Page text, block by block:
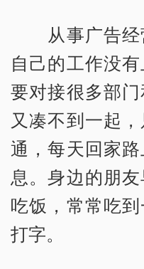
从事广告经
自己的工作没
要对接很多部
又凑不到一起
通，每天回家
息。身边的朋
吃饭，常常吃
打字。